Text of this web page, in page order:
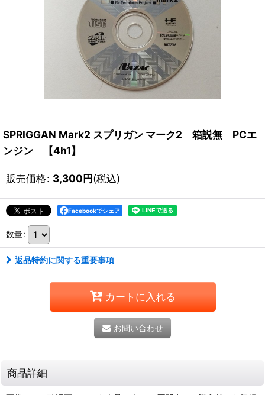
SPRIGGAN Mark2 スプリガン マーク2 箱説無 PCエ
ンジン 【4h1】
販売価格: 3,300円(税込)
Facebookでシェア
数量:
返品特約に関する重要事項
カートに入れる
お問い合わせ
商品詳細